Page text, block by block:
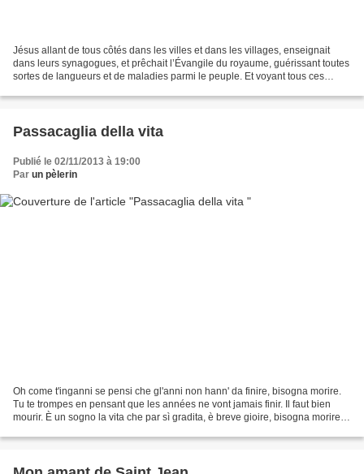
Jésus allant de tous côtés dans les villes et dans les villages, enseignait
dans leurs synagogues, et prêchait l’Évangile du royaume, guérissant toutes
sortes de langueurs et de maladies parmi le peuple. Et voyant tous ces
Passacaglia della vita
Publié le 02/11/2013 à 19:00
Par un pèlerin
Oh come t'inganni se pensi che gl'anni non hann' da finire, bisogna morire.
Tu te trompes en pensant que les années ne vont jamais finir. Il faut bien
mourir. È un sogno la vita che par sì gradita, è breve gioire, bisogna morire.